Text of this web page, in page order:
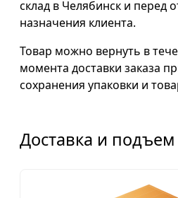
склад в Челябинск и перед
назначения клиента.
Товар можно вернуть в
момента доставки заказа
сохранения упаковки и
Доставка и подъем